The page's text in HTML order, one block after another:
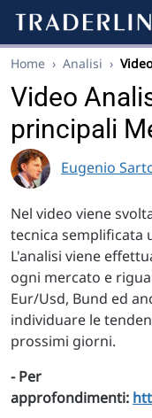
Home › Analisi ›
Video
principali
Eugenio
Nel video viene
tecnica semplificata
L'analisi viene
ogni mercato e
Eur/Usd, Bund ed
individuare le
prossimi giorni.
- Per
approfondimenti: